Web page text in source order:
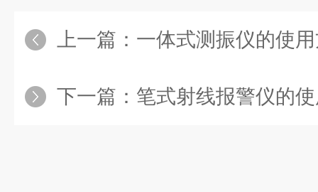
上一篇： 一体式测振仪的使
下一篇： 笔式射线报警仪的